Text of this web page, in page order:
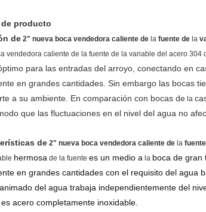
producto
de 2" nueva boca vendedora caliente de la fuente de la
vendedora caliente de la fuente de la variable del acero 304
para las entradas del arroyo, conectando en
en grandes cantidades. Sin embargo las bocas
a su ambiente. En comparación con bocas de la
que las fluctuaciones en el nivel del agua no
de 2" nueva boca vendedora caliente de la
hermosa de la fuente es un medio a la boca de gran
en grandes cantidades con el requisito del agua
del agua trabaja independientemente del
acero completamente inoxidable.